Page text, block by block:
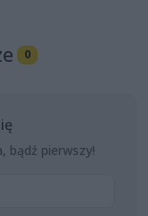
0
bądź pierwszy!